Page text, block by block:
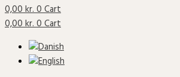
0,00kr.0Cart
0,00kr.0Cart